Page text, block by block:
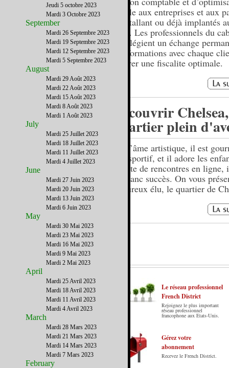
fiscale aux entreprises et aux
s’installant ou déjà implantés
Unis. Les professionnels du
privilégient un échange
d’informations avec chaque
assurer une fiscalite optimale.
Découvrir
quartier plein
Il a l’âme artistique, il est
très sportif, et il adore les
un site de rencontres en
un franc succès. On vous
l’heureux élu, le quartier de
Le French District est le premier guide sur
internet en Français sur les Etats-Unis.
Notre principe : Le meilleur des Etats-Unis
par ceux qui y vivent.
Le réseau professionnel
French District
Rejoignez le plus important
réseau professionnel
francophone aux Etats-Unis.
Gérez votre
abonnement
Recevez le French District.
Jeudi 5 octobre 2023
Mardi 3 Octobre 2023
September
Mardi 26 Septembre 2023
Mardi 19 Septembre 2023
Mardi 12 Septembre 2023
Mardi 5 Septembre 2023
August
Mardi 29 Août 2023
Mardi 22 Août 2023
Mardi 15 Août 2023
Mardi 8 Août 2023
Mardi 1 Août 2023
July
Mardi 25 Juillet 2023
Mardi 18 Juillet 2023
Mardi 11 Juillet 2023
Mardi 4 Juillet 2023
June
Mardi 27 Juin 2023
Mardi 20 Juin 2023
Mardi 13 Juin 2023
Mardi 6 Juin 2023
May
Mardi 30 Mai 2023
Mardi 23 Mai 2023
Mardi 16 Mai 2023
Mardi 9 Mai 2023
Mardi 2 Mai 2023
April
Mardi 25 Avril 2023
Mardi 18 Avril 2023
Mardi 11 Avril 2023
Mardi 4 Avril 2023
March
Mardi 28 Mars 2023
Mardi 21 Mars 2023
Mardi 14 Mars 2023
Mardi 7 Mars 2023
February